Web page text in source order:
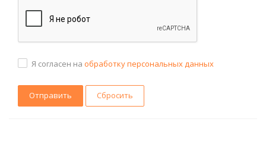
Я согласен на обработку персональных данных
Сбросить